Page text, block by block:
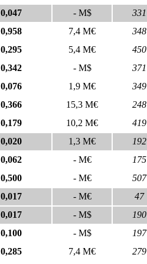
0,047 - M$ 331
0,958 7,4 M€ 348
0,295 5,4 M€ 450
0,342 - M$ 371
0,076 1,9 M€ 349
0,366 15,3 M€ 248
0,179 10,2 M€ 419
0,020 1,3 M€ 192
0,062 - M€ 175
0,500 - M€ 507
0,017 - M€ 47
0,017 - M$ 190
0,100 - M$ 197
0,285 7,4 M€ 279